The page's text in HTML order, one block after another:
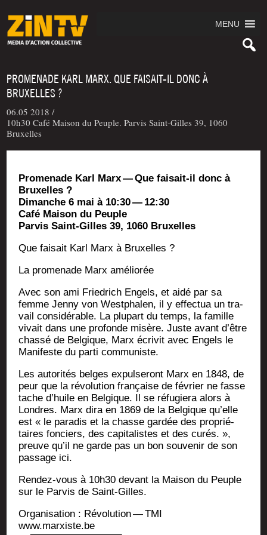
MENU
PROMENADE KARL MARX. QUE FAISAIT-IL DONC À
BRUXELLES ?
06.05 2018 /
10h30 Café Maison du Peuple. Parvis Saint-Gilles 39, 1060
Bruxelles
Pro­me­nade Karl Marx — Que fai­sait-il donc à
Bruxelles ?
Dimanche 6 mai à 10:30 — 12:30
Café Mai­son du Peuple
Par­vis Saint-Gilles 39, 1060 Bruxelles
Que fai­sait Karl Marx à Bruxelles ?
La pro­me­nade Marx améliorée
Avec son ami Frie­drich Engels, et aidé par sa
femme Jen­ny von West­pha­len, il y effec­tua un tra­
vail consi­dé­rable. La plu­part du temps, la famille
vivait dans une pro­fonde misère. Juste avant d’être
chas­sé de Bel­gique, Marx écri­vit avec Engels le
Mani­feste du par­ti communiste.
Les auto­ri­tés belges expul­se­ront Marx en 1848, de
peur que la révo­lu­tion fran­çaise de février ne fasse
tache d’huile en Bel­gique. Il se réfu­gie­ra alors à
Londres. Marx dira en 1869 de la Bel­gique qu’elle
est « le para­dis et la chasse gar­dée des pro­prié­
taires fon­ciers, des capi­ta­listes et des curés. »,
preuve qu’il ne garde pas un bon sou­ve­nir de son
pas­sage ici.
Ren­dez-vous à 10h30 devant la Mai­son du Peuple
sur le Par­vis de Saint-Gilles.
Orga­ni­sa­tion : Révo­lu­tion — TMI
www.marxiste.be